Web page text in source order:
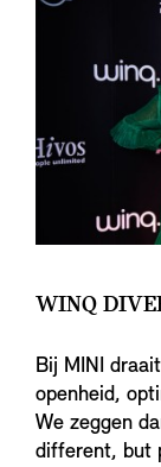
WINQ
Bij MINI
openheid,
We zeggen
different, but